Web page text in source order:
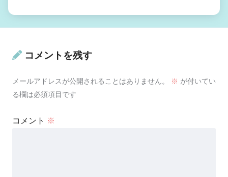
コメントを残す
メールアドレスが公開されることはありません。 ※ が付いてい
る欄は必須項目です
コメント ※